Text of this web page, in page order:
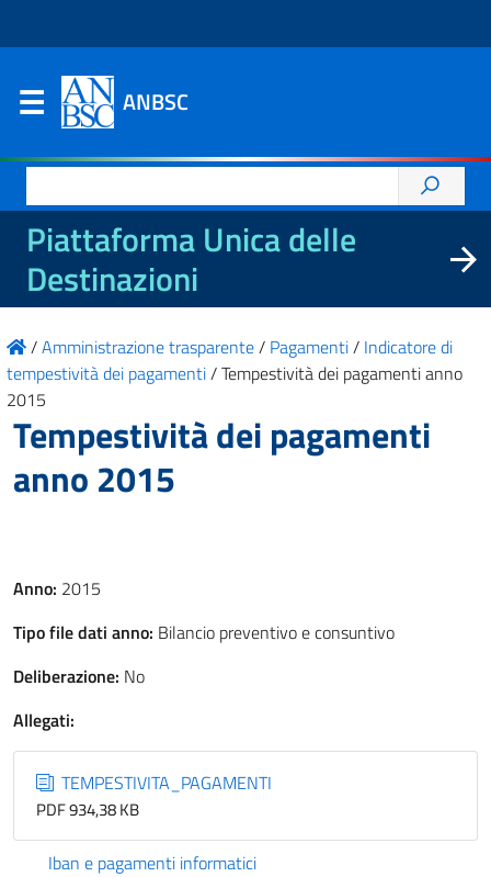
ANBSC
per:
Piattaforma Unica delle
Destinazioni
/Amministrazione trasparente/ Pagamenti/ Indicatore di
tempestività dei pagamenti/Tempestività dei pagamenti anno
2015
Tempestività dei pagamenti
anno 2015
Anno: 2015
Tipo file dati anno: Bilancio preventivo e consuntivo
Deliberazione: No
Allegati:
TEMPESTIVITA_PAGAMENTI
PDF 934,38 KB
Iban e pagamenti informatici